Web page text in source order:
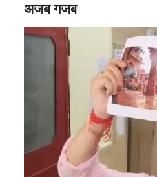
अजब गजब